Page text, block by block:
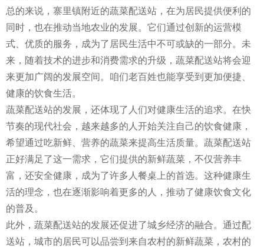
总的来说，寨里镇附近的蔬菜配送站，在为居民提供便利的
同时，也在推动当地农业的发展。它们通过创新的运营模
式、优质的服务，成为了居民生活中不可或缺的一部分。未
来，随着技术的进步和消费需求的升级，蔬菜配送站将会迎
来更加广阔的发展空间。咱们老百姓也能享受到更加便捷、
健康的饮食生活。
蔬菜配送站的发展，还体现了人们对健康生活的追求。在快
节奏的现代社会，越来越多的人开始关注自己的饮食健康，
希望通过吃新鲜、营养的蔬菜来提高生活质量。蔬菜配送站
正好满足了这一需求，它们提供的新鲜蔬菜，不仅营养丰
富，还安全健康，成为了许多人餐桌上的首选。这种健康生
活的理念，也在逐渐影响着更多的人，推动了健康饮食文化
的普及。
此外，蔬菜配送站的发展还促进了城乡经济的融合。通过配
送站，城市的居民可以品尝到来自农村的新鲜蔬菜，农村的